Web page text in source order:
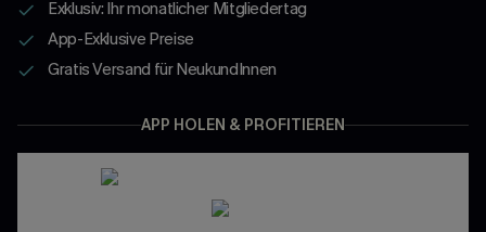
Exklusiv: Ihr monatlicher Mitgliedertag
App-Exklusive Preise
Gratis Versand für NeukundInnen
APP HOLEN & PROFITIEREN